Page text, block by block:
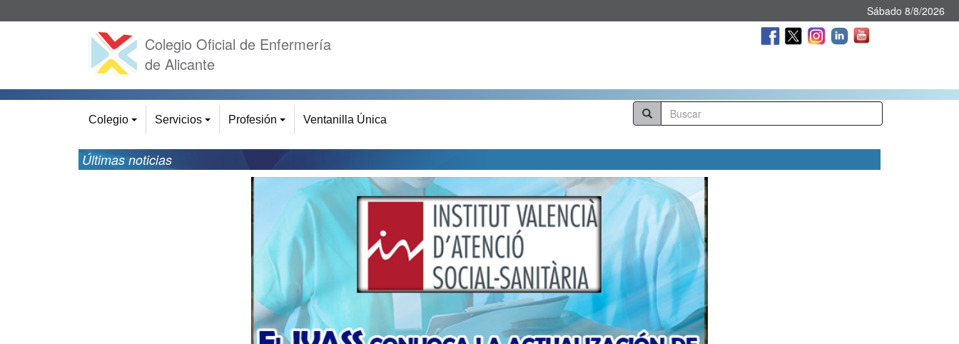
Sábado 8/8/2026
Colegio Oficial de Enfermería
de Alicante
Colegio Servicios Profesión Ventanilla Única
Últimas noticias